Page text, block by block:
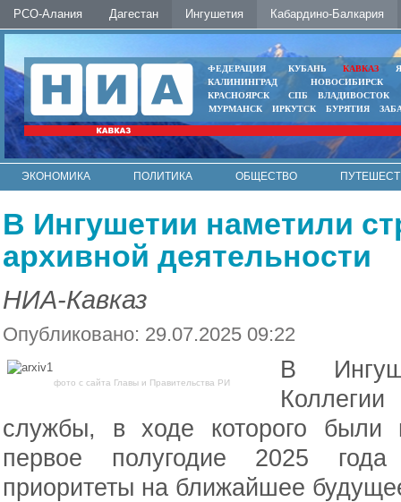
РСО-Алания Дагестан Ингушетия Кабардино-Балкария
ФЕДЕРАЦИЯ КУБАНЬ КАВКАЗ
КАЛИНИНГРАД
НОВОСИБИРСК
КРАСНОЯРСК
СПБ
ВЛАДИВОСТОК
МУРМАНСК
ИРКУТСК БУРЯТИЯ
ЭКОНОМИКА ПОЛИТИКА ОБЩЕСТВО
В Ингушетии наметили
архивной деятельности
НИА-Кавказ
Опубликовано: 29.07.2025 09:22
фото c сайта Главы и Правительства РИ
В
службы, в ходе которого были
первое полугодие 2025
приоритеты на ближайшее